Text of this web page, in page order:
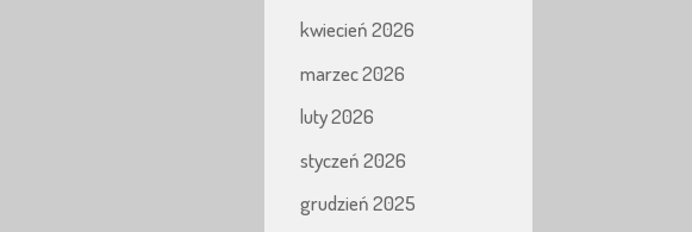
kwiecień 2026
marzec 2026
luty 2026
styczeń 2026
grudzień 2025